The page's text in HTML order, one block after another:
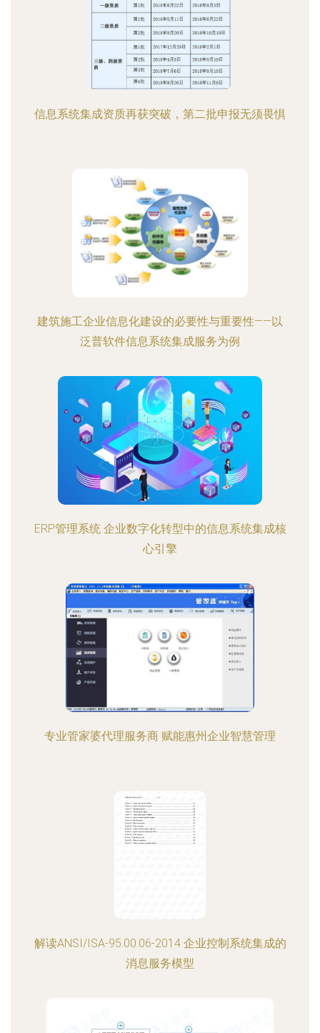
信息系统集成资质再获突破，第二批申报无须畏惧
建筑施工企业信息化建设的必要性与重要性——以
泛普软件信息系统集成服务为例
ERP管理系统 企业数字化转型中的信息系统集成核
心引擎
专业管家婆代理服务商 赋能惠州企业智慧管理
解读ANSI/ISA-95.00.06-2014 企业控制系统集成的
消息服务模型